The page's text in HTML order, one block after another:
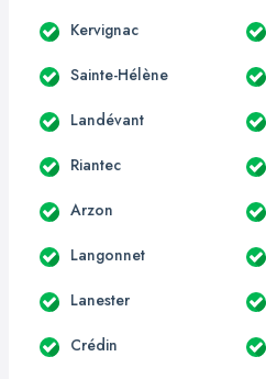
Kervignac
Sainte-Hélène
Landévant
Riantec
Arzon
Langonnet
Lanester
Crédin